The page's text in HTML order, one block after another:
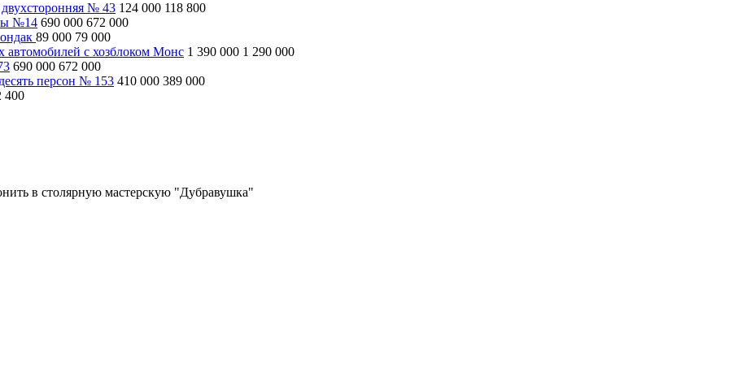
№ 43 124 000 118 800
№14 690 000 672 000
89 000 79 000
автомобилей с хозблоком Монс 1 390 000 1 290 000
690 000 672 000
персон № 153 410 000 389 000
400
в столярную мастерскую "Дубравушка"